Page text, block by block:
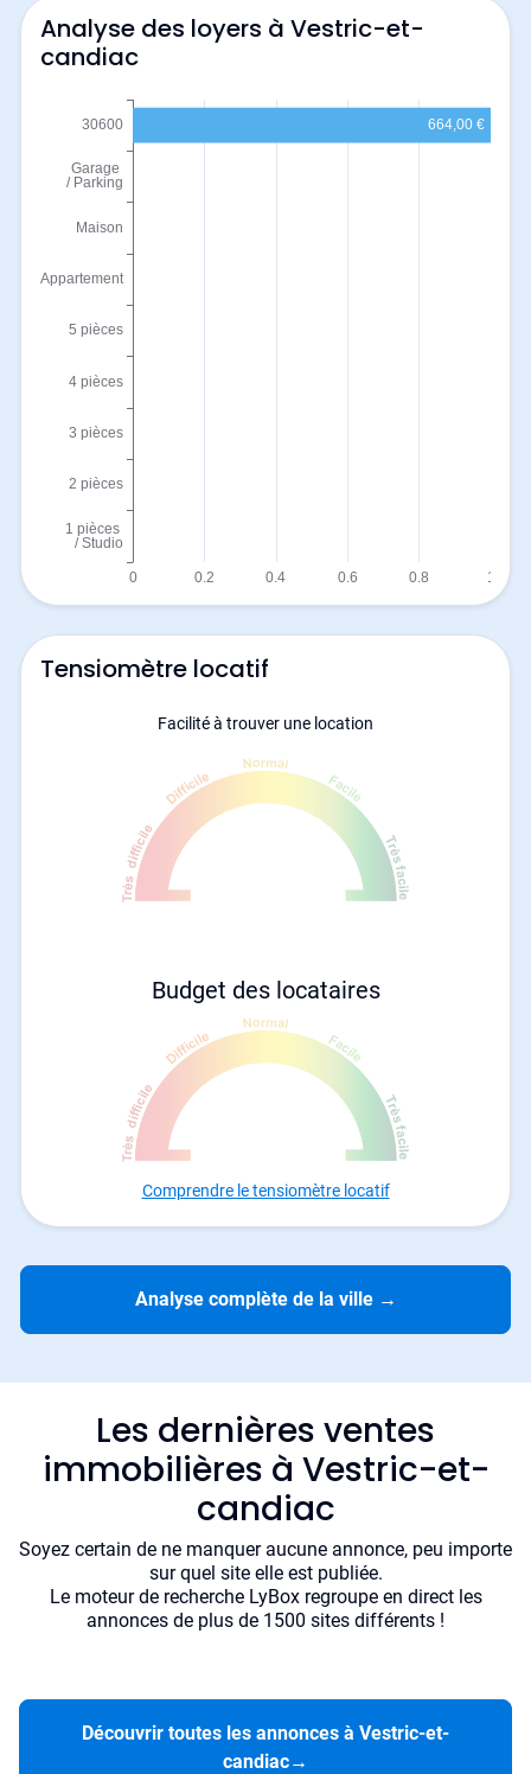
Analyse des loyers à Vestric-et-
candiac
Tensiomètre locatif
Facilité à trouver une location
Budget des locataires
Comprendre le tensiomètre locatif
Analyse complète de la ville →
Les dernières ventes
immobilières à Vestric-et-
candiac
Soyez certain de ne manquer aucune annonce, peu importe
sur quel site elle est publiée.
Le moteur de recherche LyBox regroupe en direct les
annonces de plus de 1500 sites différents !
Découvrir toutes les annonces à Vestric-et-
candiac→